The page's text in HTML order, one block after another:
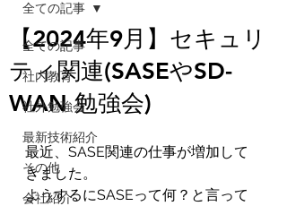
全ての記事
社内教育
社外勉強会
最新技術紹介
その他
会社紹介
全ての記事
【2024年9月】セキュリ
ティ関連(SASEやSD-
WAN 勉強会)
最近、SASE関連の仕事が増加して
きました。
ようするにSASEって何？と言って